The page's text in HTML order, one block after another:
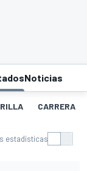
Noticias
CARRERA
estadísticas